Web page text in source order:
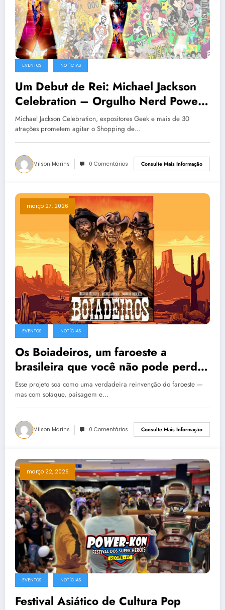
EVENTOS NOTÍCIAS
Um Debut de Rei: Michael Jackson
Celebration – Orgulho Nerd Power-
Kon 15ª Edição
Michael Jackson Celebration, expositores Geek e mais de 30
atrações prometem agitar o Shopping de…
Milson Marins 0 Comentários Consulte Mais Informação
março 27, 2026
EVENTOS NOTÍCIAS
Os Boiadeiros, um faroeste a
brasileira que você não pode perder
– no Catarse
Esse projeto soa como uma verdadeira reinvenção do faroeste —
mas com sotaque, paisagem e…
Milson Marins 0 Comentários Consulte Mais Informação
março 22, 2026
EVENTOS NOTÍCIAS
Festival Asiático de Cultura Pop